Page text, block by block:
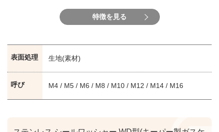
特徴を見る
表面処理 生地(素材)
呼び M4 / M5 / M6 / M8 / M10 / M12 / M14 / M16